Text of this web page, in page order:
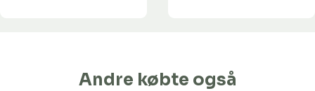
Andre købte også